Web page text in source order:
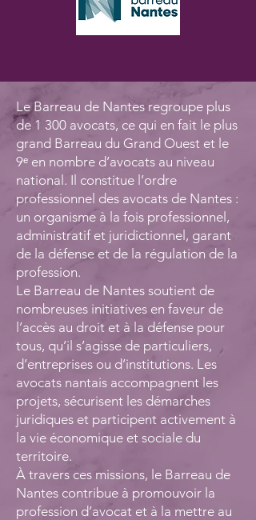
Le Barreau de Nantes regroupe plus
de 1 300 avocats, ce qui en fait le plus
grand Barreau du Grand Ouest et le
9ᵉ en nombre d’avocats au niveau
national. Il constitue l’ordre
professionnel des avocats de Nantes :
un organisme à la fois professionnel,
administratif et juridictionnel, garant
de la défense et de la régulation de la
profession.
Le Barreau de Nantes soutient de
nombreuses initiatives en faveur de
l’accès au droit et à la défense pour
tous, qu’il s’agisse de particuliers,
d’entreprises ou d’institutions. Les
avocats nantais accompagnent les
projets, sécurisent les démarches
juridiques et participent activement à
la vie économique et sociale du
territoire.
À travers ces missions, le Barreau de
Nantes contribue à promouvoir la
profession d’avocat et à la mettre au